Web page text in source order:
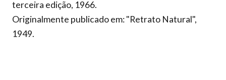
terceira edição, 1966.
Originalmente publicado em: "Retrato Natural",
1949.